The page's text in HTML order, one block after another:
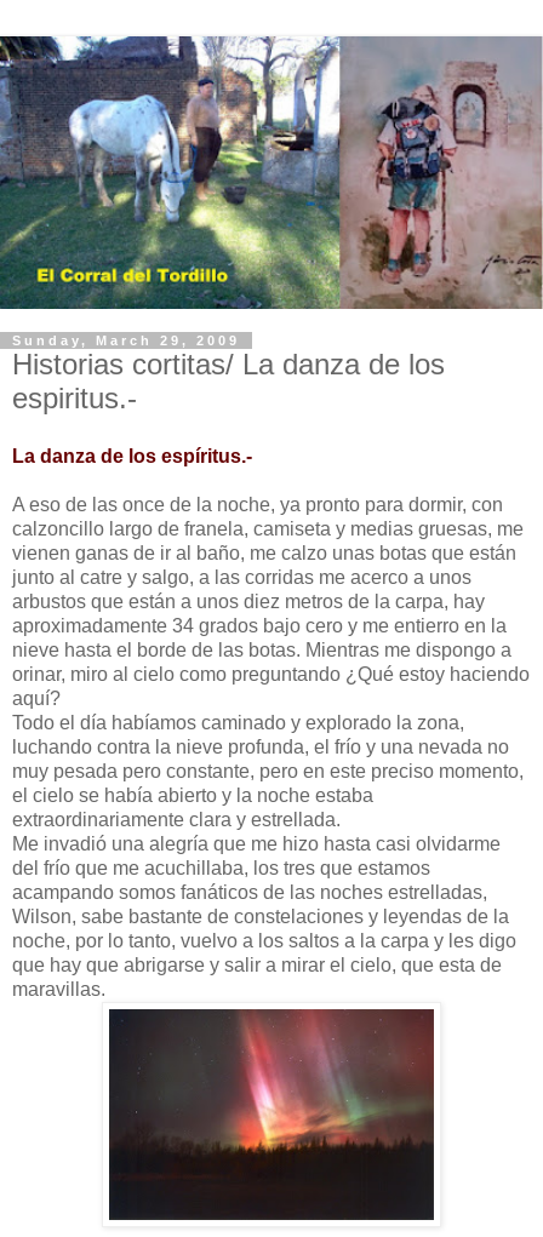
Sunday, March 29, 2009
Historias cortitas/ La danza de los
espiritus.-
La danza de los espíritus.-
A eso de las once de la noche, ya pronto para dormir, con
calzoncillo largo de franela, camiseta y medias gruesas, me
vienen ganas de ir al baño, me calzo unas botas que están
junto al catre y salgo, a las corridas me acerco a unos
arbustos que están a unos diez metros de la carpa, hay
aproximadamente 34 grados bajo cero y me entierro en la
nieve hasta el borde de las botas. Mientras me dispongo a
orinar, miro al cielo como preguntando ¿Qué estoy haciendo
aquí?
Todo el día habíamos caminado y explorado la zona,
luchando contra la nieve profunda, el frío y una nevada no
muy pesada pero constante, pero en este preciso momento,
el cielo se había abierto y la noche estaba
extraordinariamente clara y estrellada.
Me invadió una alegría que me hizo hasta casi olvidarme
del frío que me acuchillaba, los tres que estamos
acampando somos fanáticos de las noches estrelladas,
Wilson, sabe bastante de constelaciones y leyendas de la
noche, por lo tanto, vuelvo a los saltos a la carpa y les digo
que hay que abrigarse y salir a mirar el cielo, que esta de
maravillas.